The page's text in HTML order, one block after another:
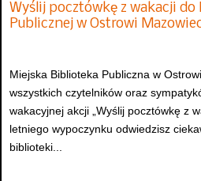
Wyślij pocztówkę z wakacji
Publicznej w Ostrowi
Miejska Biblioteka Publiczna w
wszystkich czytelników oraz
wakacyjnej akcji „Wyślij pocztówkę z
letniego wypoczynku odwiedzisz
biblioteki...